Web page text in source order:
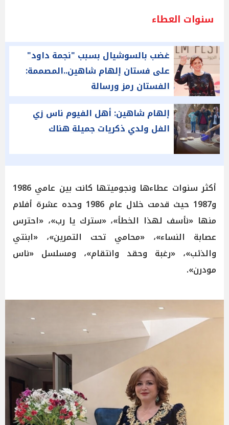
سنوات العطاء
غضب بالسوشيال بسبب "نجمة داود"
على فستان إلهام شاهين..المصممة:
الفستان رمز ورسالة
إلهام شاهين: أهل الفيوم ناس زي
الفل ولدي ذكريات جميلة هناك
أكثر سنوات عطاءها ونجوميتها كانت بين عامي 1986
و1987 حيث قدمت خلال عام 1986 وحده عشرة أفلام
منها «نأسف لهذا الخطأ»، «سترك يا رب»، «احترس
عصابة النساء»، «محامي تحت التمرين»، «ابنتي
والذئب»، «رغبة وحقد وانتقام»، ومسلسل «ناس
مودرن».